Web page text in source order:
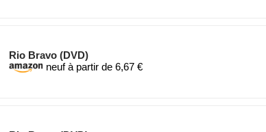
Rio Bravo (DVD)
neuf à partir de 6,67 €